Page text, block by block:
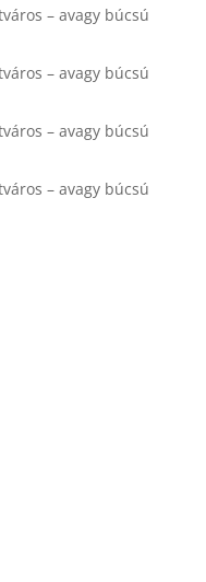
– avagy búcsú
– avagy búcsú
– avagy búcsú
– avagy búcsú